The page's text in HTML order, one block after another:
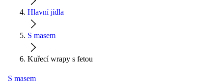
Hlavní jídla
S masem
Kuřecí wrapy s fetou
S masem